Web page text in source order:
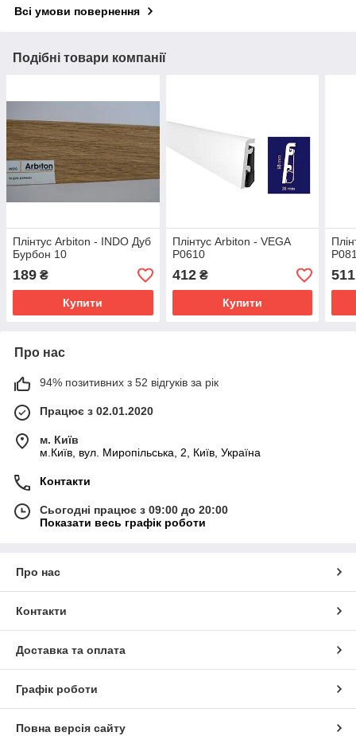
Всі умови повернення
Подібні товари компанії
Плінтус Arbiton - INDO Дуб
Бурбон 10
189 ₴
Купити
Плінтус Arbiton - VEGA
P0610
412₴
Купити
511
Про нас
94% позитивних з 52 відгуків за рік
Працює з 02.01.2020
м. Київ
м.Київ, вул. Миропільська, 2, Київ, Україна
Контакти
Сьогодні працює з 09:00 до 20:00
Показати весь графік роботи
Про нас
Контакти
Доставка та оплата
Графік роботи
Повна версія сайту